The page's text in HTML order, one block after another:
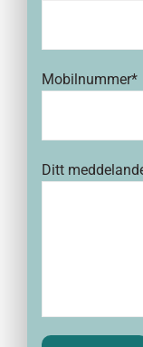
Mobilnummer*
Ditt